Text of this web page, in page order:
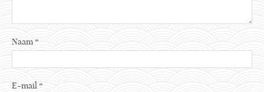
Naam*
E-mail *